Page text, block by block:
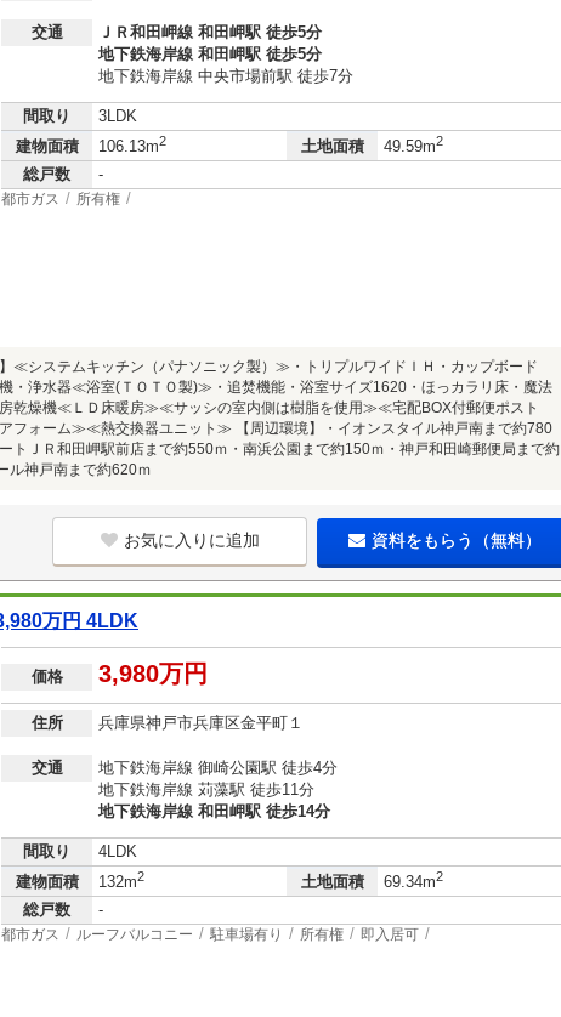
交通
ＪＲ和田岬線 和田岬駅 徒歩5分
地下鉄海岸線 和田岬駅 徒歩5分
地下鉄海岸線 中央市場前駅 徒歩7分
間取り
3LDK
建物面積
106.13m2 土地面積 49.59m2
総戸数 -
都市ガス 所有権
】≪システムキッチン（パナソニック製）≫・トリプルワイドＩＨ・カップボード
・浄水器≪浴室(ＴＯＴＯ製)≫・追焚機能・浴室サイズ1620・ほっカラリ床・魔法
乾燥機≪ＬＤ床暖房≫≪サッシの室内側は樹脂を使用≫≪宅配BOX付郵便ポスト
フォーム≫≪熱交換器ユニット≫ 【周辺環境】・イオンスタイル神戸南まで約780
トＪＲ和田岬駅前店まで約550ｍ・南浜公園まで約150ｍ・神戸和田崎郵便局まで約
ル神戸南まで約620ｍ
お気に入りに追加 資料をもらう（無料）
万円 4LDK
価格 3,980万円
住所 兵庫県神戸市兵庫区金平町１
交通
地下鉄海岸線 御崎公園駅 徒歩4分
地下鉄海岸線 苅藻駅 徒歩11分
地下鉄海岸線 和田岬駅 徒歩14分
間取り
4LDK
建物面積
132m2 土地面積 69.34m2
総戸数 -
都市ガス ルーフバルコニー 駐車場有り 所有権 即入居可